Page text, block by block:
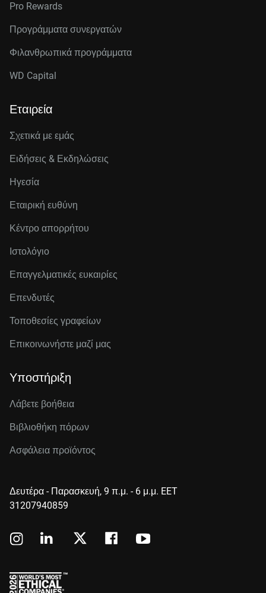
Pro Rewards
Προγράμματα συνεργατών
Φιλανθρωπικά προγράμματα
WD Capital
Εταιρεία
Σχετικά με εμάς
Ειδήσεις & Εκδηλώσεις
Ηγεσία
Εταιρική ευθύνη
Κέντρο απορρήτου
Ιστολόγιο
Επαγγελματικές ευκαιρίες
Επενδυτές
Τοποθεσίες γραφείων
Επικοινωνήστε μαζί μας
Υποστήριξη
Λάβετε βοήθεια
Βιβλιοθήκη πόρων
Ασφάλεια προϊόντος
Δευτέρα - Παρασκευή, 9 π.μ. - 6 μ.μ. EET
31207940859